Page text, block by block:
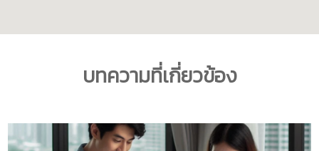
บทความที่เกี่ยวข้อง